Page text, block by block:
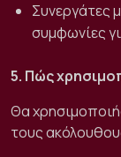
Συνεργάτες
συμφωνίες
5. Πώς
Θα
τους